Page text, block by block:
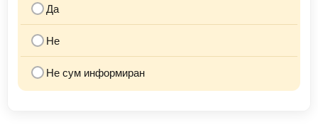
Да
Не
Не сум информиран